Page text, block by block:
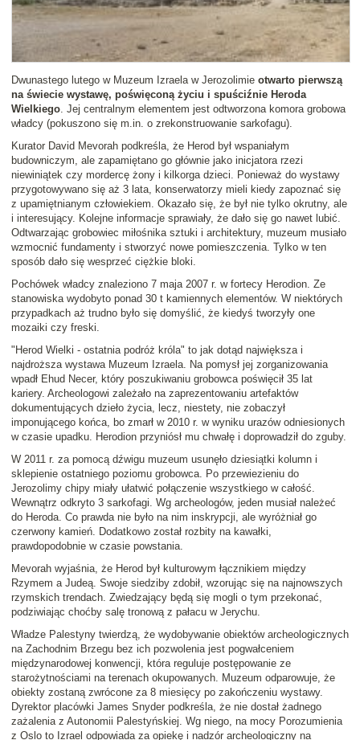
Dwunastego lutego w Muzeum Izraela w Jerozolimie otwarto pierwszą
na świecie wystawę, poświęconą życiu i spuściźnie Heroda
Wielkiego. Jej centralnym elementem jest odtworzona komora grobowa
władcy (pokuszono się m.in. o zrekonstruowanie sarkofagu).
Kurator David Mevorah podkreśla, że Herod był wspaniałym
budowniczym, ale zapamiętano go głównie jako inicjatora rzezi
niewiniątek czy mordercę żony i kilkorga dzieci. Ponieważ do wystawy
przygotowywano się aż 3 lata, konserwatorzy mieli kiedy zapoznać się
z upamiętnianym człowiekiem. Okazało się, że był nie tylko okrutny, ale
i interesujący. Kolejne informacje sprawiały, że dało się go nawet lubić.
Odtwarzając grobowiec miłośnika sztuki i architektury, muzeum musiało
wzmocnić fundamenty i stworzyć nowe pomieszczenia. Tylko w ten
sposób dało się wesprzeć ciężkie bloki.
Pochówek władcy znaleziono 7 maja 2007 r. w fortecy Herodion. Ze
stanowiska wydobyto ponad 30 t kamiennych elementów. W niektórych
przypadkach aż trudno było się domyślić, że kiedyś tworzyły one
mozaiki czy freski.
"Herod Wielki - ostatnia podróż króla" to jak dotąd największa i
najdroższa wystawa Muzeum Izraela. Na pomysł jej zorganizowania
wpadł Ehud Necer, który poszukiwaniu grobowca poświęcił 35 lat
kariery. Archeologowi zależało na zaprezentowaniu artefaktów
dokumentujących dzieło życia, lecz, niestety, nie zobaczył
imponującego końca, bo zmarł w 2010 r. w wyniku urazów odniesionych
w czasie upadku. Herodion przyniósł mu chwałę i doprowadził do zguby.
W 2011 r. za pomocą dźwigu muzeum usunęło dziesiątki kolumn i
sklepienie ostatniego poziomu grobowca. Po przewiezieniu do
Jerozolimy chipy miały ułatwić połączenie wszystkiego w całość.
Wewnątrz odkryto 3 sarkofagi. Wg archeologów, jeden musiał należeć
do Heroda. Co prawda nie było na nim inskrypcji, ale wyróżniał go
czerwony kamień. Dodatkowo został rozbity na kawałki,
prawdopodobnie w czasie powstania.
Mevorah wyjaśnia, że Herod był kulturowym łącznikiem między
Rzymem a Judeą. Swoje siedziby zdobił, wzorując się na najnowszych
rzymskich trendach. Zwiedzający będą się mogli o tym przekonać,
podziwiając choćby salę tronową z pałacu w Jerychu.
Władze Palestyny twierdzą, że wydobywanie obiektów archeologicznych
na Zachodnim Brzegu bez ich pozwolenia jest pogwałceniem
międzynarodowej konwencji, która reguluje postępowanie ze
starożytnościami na terenach okupowanych. Muzeum odparowuje, że
obiekty zostaną zwrócone za 8 miesięcy po zakończeniu wystawy.
Dyrektor placówki James Snyder podkreśla, że nie dostał żadnego
zażalenia z Autonomii Palestyńskiej. Wg niego, na mocy Porozumienia
z Oslo to Izrael odpowiada za opiekę i nadzór archeologiczny na